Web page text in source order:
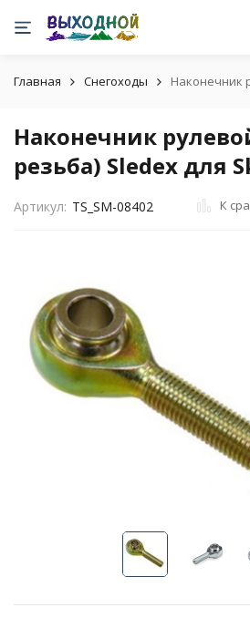
Главная Снегоходы Наконечник
Наконечник
резьба) Sledex для
Артикул: TS_SM-08402 К